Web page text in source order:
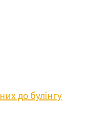
до булінгу